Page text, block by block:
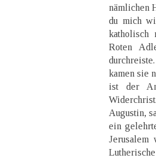
nämlichen
du mich
katholisch
Roten
kamen sie
ist der
Augustin,
ein
Jerusalem